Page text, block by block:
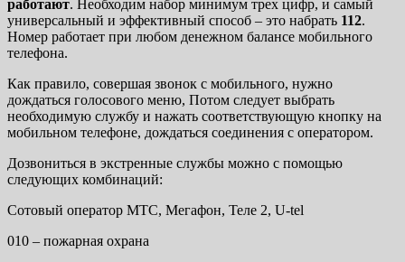
работают. Необходим набор минимум трех цифр, и самый
универсальный и эффективный способ – это набрать 112.
Номер работает при любом денежном балансе мобильного
телефона.
Как правило, совершая звонок с мобильного, нужно
дождаться голосового меню, Потом следует выбрать
необходимую службу и нажать соответствующую кнопку на
мобильном телефоне, дождаться соединения с оператором.
Дозвониться в экстренные службы можно с помощью
следующих комбинаций:
Сотовый оператор МТС, Мегафон, Теле 2, U-tel
010 – пожарная охрана